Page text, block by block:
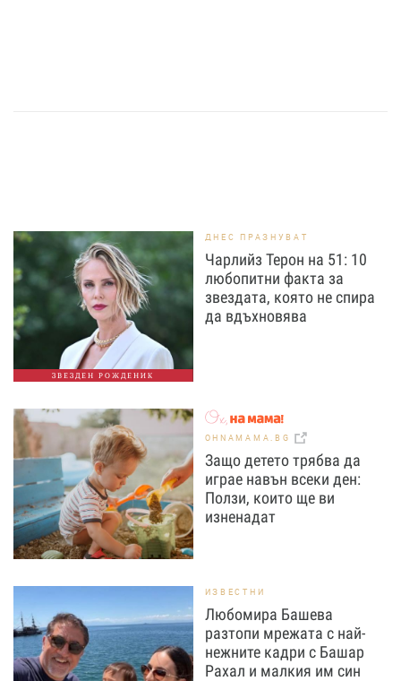
ЗВЕЗДЕН РОЖДЕНИК
ДНЕС ПРАЗНУВАТ
Чарлийз Терон на 51: 10
любопитни факта за
звездата, която не спира
да вдъхновява
OHNAMAMA.BG
Защо детето трябва да
играе навън всеки ден:
Ползи, които ще ви
изненадат
ИЗВЕСТНИ
Любомира Башева
разтопи мрежата с най-
нежните кадри с Башар
Рахал и малкия им син